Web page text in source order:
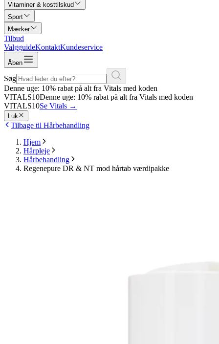
Vitaminer & kosttilskud
Sport
Mærker
Tilbud
ValgguideKontaktKundeservice
Åben
Søg
Denne uge: 10% rabat på alt fra Vitals med koden
VITALS10Denne uge: 10% rabat på alt fra Vitals med koden
VITALS10Se Vitals →
Luk
Tilbage til Hårbehandling
Hjem
Hårpleje
Hårbehandling
Regenepure DR & NT mod hårtab værdipakke